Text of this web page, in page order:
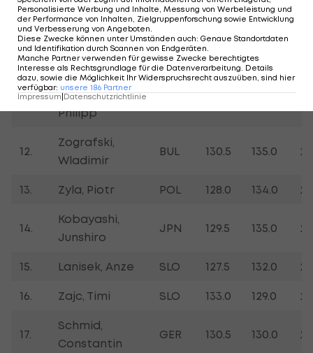
Markus
9. Kos, Lovro SLO 132.0 144.0
10. Lindvik, Marius NOR 126.0 139.0
11.
Aschenwald,
Philipp
12.
Zografski,
Wladimir
BUL 130.5 135.0
13. Zyla, Piotr POL 128.0 134.0
14.
Kobayashi,
Junshiro
JPN 129.5 135.0
15. Lanisek, Anze SLO 127.5 132.0
16. Zajc, Timi SLO 133.0 129.0
17.
Schmid,
Constantin
GER 130.5 130.0
Personalisierte Werbung und Inhalte, Messung von Werbeleistung und
der Performance von Inhalten, Zielgruppenforschung sowie Entwicklung
und Verbesserung von Angeboten
Diese Zwecke können unter Umständen auch: Genaue Standortdaten
und Identifikation durch Scannen von Endgeräten
Manche Partner verwenden für gewisse Zwecke berechtigtes
Interesse als Rechtsgrundlage für die Datenverarbeitung. Details
dazu, sowie die Möglichkeit Ihr Widerspruchsrecht auszuüben, sind hier
verfügbar: unsere 186 Partner
Impressum|Datenschutzrichtlinie